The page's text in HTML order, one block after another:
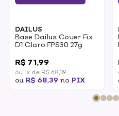
DAILUS
Base Dailus Cover Fix
D1 Claro FPS30 27g
R$ 71,99
ou 1x de R$ 68,39
ou R$ 68,39 no PIX